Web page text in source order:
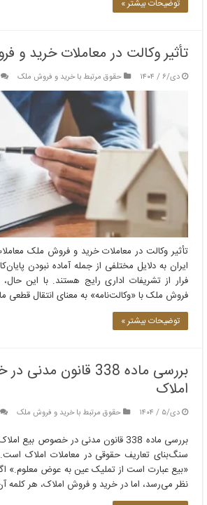
توضیحات بیشتر »
تأثیر وکالت در معاملات خرید و
دی/۶ / ۱۴۰۴ حقوق مرتبط با خرید و فروش ملک
تأثیر وکالت در معاملات خرید و فروش ملک
ایران به دلایل مختلفی از جمله آماده نبودن
فرار از تشریفات اداری رایج هستند. با این
فروش ملک با «وکالت‌نامه» به معنای انتقال
توضیحات بیشتر »
بررسی ماده 338 قانون
املاک
دی/۵ / ۱۴۰۴ حقوق مرتبط با خرید و فروش ملک
سنگ‌بنای تعاریف حقوقی در معاملات املاک است.
«بیع عبارت است از تملیک عین به عوض معلوم.»
نظر می‌رسد، اما در خرید و فروش املاک، هر کلمه